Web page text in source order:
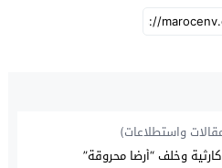
واستطلاعات)
وخلف “أرضا محروقة”